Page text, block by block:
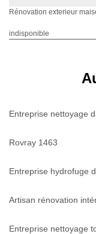
Rénovation exterieur
indisponible
Entreprise nettoyage
Rovray 1463
Entreprise hydrofuge
Artisan rénovation
Entreprise nettoyage